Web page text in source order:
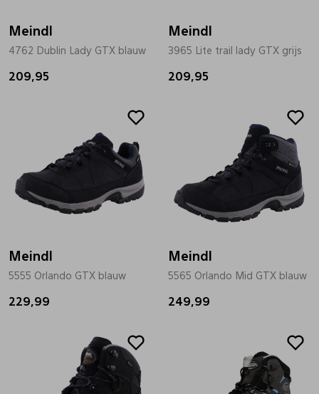
Meindl
4762 Dublin Lady GTX blauw
209,95
Meindl
3965 Lite trail lady GTX grijs
209,95
Meindl
5555 Orlando GTX blauw
229,99
Meindl
5565 Orlando Mid GTX blauw
249,99